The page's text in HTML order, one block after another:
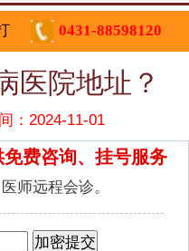
0431-88598120
医院地址？
：2024-11-01
费咨询、挂号服务
师远程会诊。